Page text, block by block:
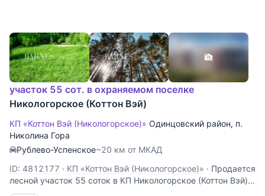
участок 55 сот. в охраняемом поселке
Никологорское (Коттон Вэй)
КП «Коттон Вэй (Никологорское)» Одинцовский район, п.
Николина Гора
Рублево-Успенское~20 км от МКАД
ID: 4812177 · КП «Коттон Вэй (Никологорское)» · Продается
лесной участок 55 соток в КП Никологорское (Коттон Вэй).
24 км. от МКАД по Рублево-Успенскому или Новорижскому